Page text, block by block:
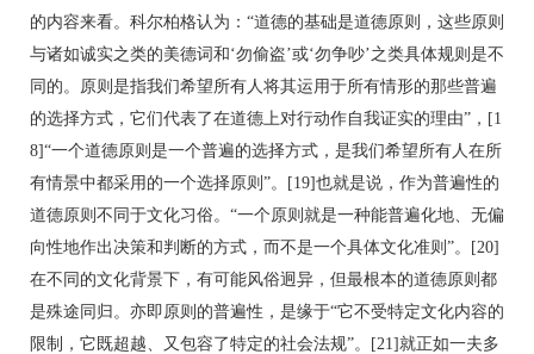
的内容来看。科尔柏格认为：“道德的基础是道德原则，这些原则
与诸如诚实之类的美德词和‘勿偷盗’或‘勿争吵’之类具体规则是不
同的。原则是指我们希望所有人将其运用于所有情形的那些普遍
的选择方式，它们代表了在道德上对行动作自我证实的理由”，[1
8]“一个道德原则是一个普遍的选择方式，是我们希望所有人在所
有情景中都采用的一个选择原则”。[19]也就是说，作为普遍性的
道德原则不同于文化习俗。“一个原则就是一种能普遍化地、无偏
向性地作出决策和判断的方式，而不是一个具体文化准则”。[20]
在不同的文化背景下，有可能风俗迥异，但最根本的道德原则都
是殊途同归。亦即原则的普遍性，是缘于“它不受特定文化内容的
限制，它既超越、又包容了特定的社会法规”。[21]就正如一夫多